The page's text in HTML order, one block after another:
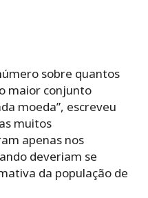
sobre quantos
maior conjunto
moeda”, escreveu
muitos
apenas nos
deveriam se
da população de